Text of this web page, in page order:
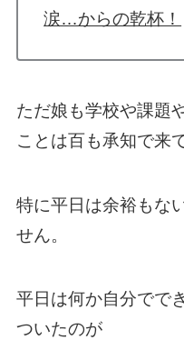
涙…からの乾杯！
ただ娘も学校や課題
ことは百も承知で来
特に平日は余裕もな
せん。
平日は何か自分でで
ついたのが